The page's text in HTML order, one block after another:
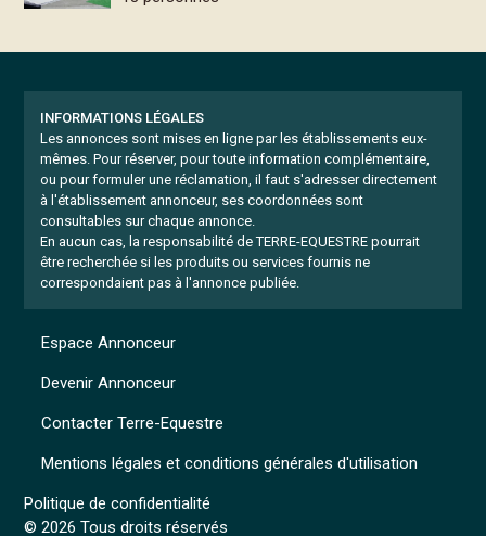
INFORMATIONS LÉGALES
Les annonces sont mises en ligne par les établissements eux-
mêmes. Pour réserver, pour toute information complémentaire,
ou pour formuler une réclamation, il faut s'adresser directement
à l'établissement annonceur, ses coordonnées sont
consultables sur chaque annonce.
En aucun cas, la responsabilité de TERRE-EQUESTRE pourrait
être recherchée si les produits ou services fournis ne
correspondaient pas à l'annonce publiée.
Mentions légales et conditions générales d'utilisation
Politique de confidentialité
© 2026 Tous droits réservés
Espace Annonceur
Devenir Annonceur
Contacter Terre-Equestre